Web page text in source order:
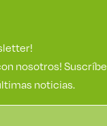
nosotros!
noticias.